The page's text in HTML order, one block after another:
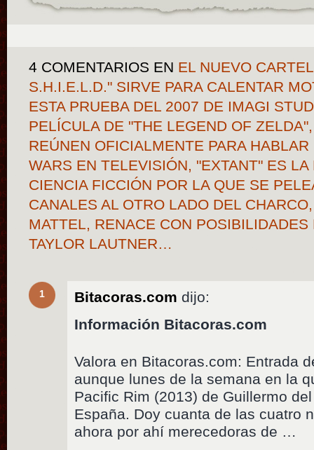
4 COMENTARIOS EN EL NUEVO
S.H.I.E.L.D." SIRVE PARA CALENTAR
ESTA PRUEBA DEL 2007 DE IMAGI
PELÍCULA DE "THE LEGEND OF
REÚNEN OFICIALMENTE PARA
WARS EN TELEVISIÓN, "EXTANT" ES LA
CIENCIA FICCIÓN POR LA QUE SE
CANALES AL OTRO LADO DEL
MATTEL, RENACE CON
TAYLOR LAUTNER…
1 Bitacoras.com dijo:
Información Bitacoras.com
Valora en Bitacoras.com: Entrada
aunque lunes de la semana en la
Pacific Rim (2013) de Guillermo
España. Doy cuanta de las cuatro
ahora por ahí merecedoras de …